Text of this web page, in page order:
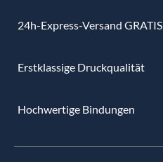
24h-Express-Versand GRATIS
Erstklassige Druckqualität
Hochwertige Bindungen